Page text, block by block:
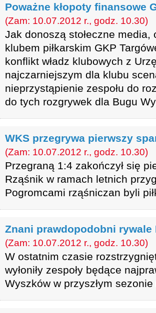
Poważne kłopoty finansowe
(Zam: 10.07.2012 r., godz. 10.30)
Jak donoszą stołeczne
klubem piłkarskim GKP
konflikt władz klubowych z
najczarniejszym dla klubu
nieprzystąpienie zespołu do
do tych rozgrywek dla Bugu
WKS przegrywa pierwszy
(Zam: 10.07.2012 r., godz. 10.30)
Przegraną 1:4 zakończył się
Rząśnik w ramach letnich
Pogromcami rząśniczan byli
Znani prawdopodobni rywale
(Zam: 10.07.2012 r., godz. 10.30)
W ostatnim czasie
wyłoniły zespoły będące
Wyszków w przyszłym